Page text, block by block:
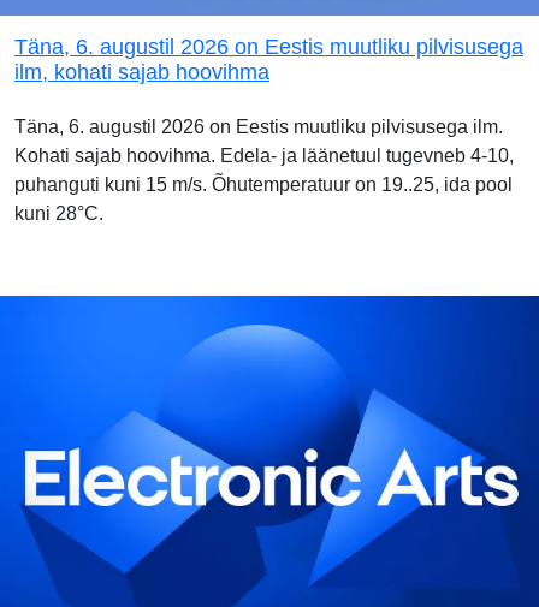
Täna, 6. augustil 2026 on Eestis muutliku pilvisusega
ilm, kohati sajab hoovihma
Täna, 6. augustil 2026 on Eestis muutliku pilvisusega ilm.
Kohati sajab hoovihma. Edela- ja läänetuul tugevneb 4-10,
puhanguti kuni 15 m/s. Õhutemperatuur on 19..25, ida pool
kuni 28°C.